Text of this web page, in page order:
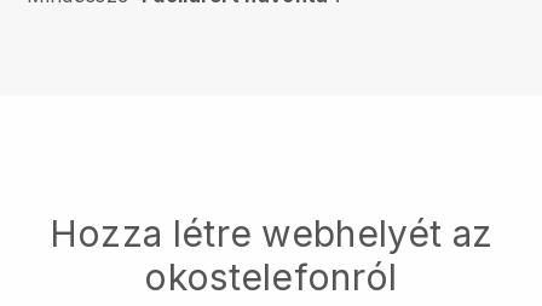
Hozza létre webhelyét az
okostelefonról